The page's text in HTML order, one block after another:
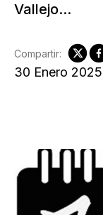
Vallejo...
30 Enero 2025
Compartir: